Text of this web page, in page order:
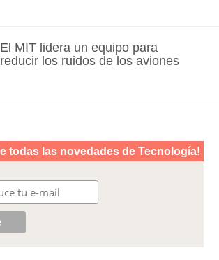
El MIT lidera un equipo para
reducir los ruidos de los aviones